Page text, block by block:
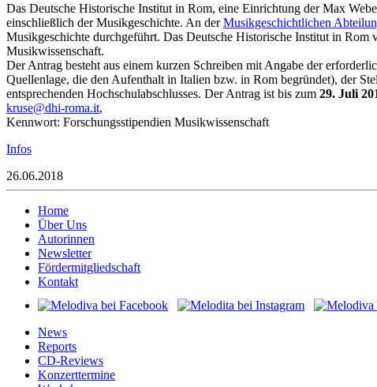
Das Deutsche Historische Institut in Rom, eine Einrichtung der Max
einschließlich der Musikgeschichte. An derMusikgeschichtlichen
Musikgeschichte durchgeführt. Das Deutsche Historische Institut in
Musikwissenschaft.
Der Antrag besteht aus einem kurzen Schreiben mit Angabe der
Quellenlage, die den Aufenthalt in Italien bzw. in Rom begründet), der
entsprechenden Hochschulabschlusses. Der Antrag ist bis zum 29. Juli
ti.am
or-ih
d@esu
rk
,
Kennwort: Forschungsstipendien Musikwissenschaft
Infos
26.06.2018
Home
Über Uns
Autorinnen
Newsletter
Fördermitgliedschaft
Kontakt
News
Reports
CD-Reviews
Konzerttermine